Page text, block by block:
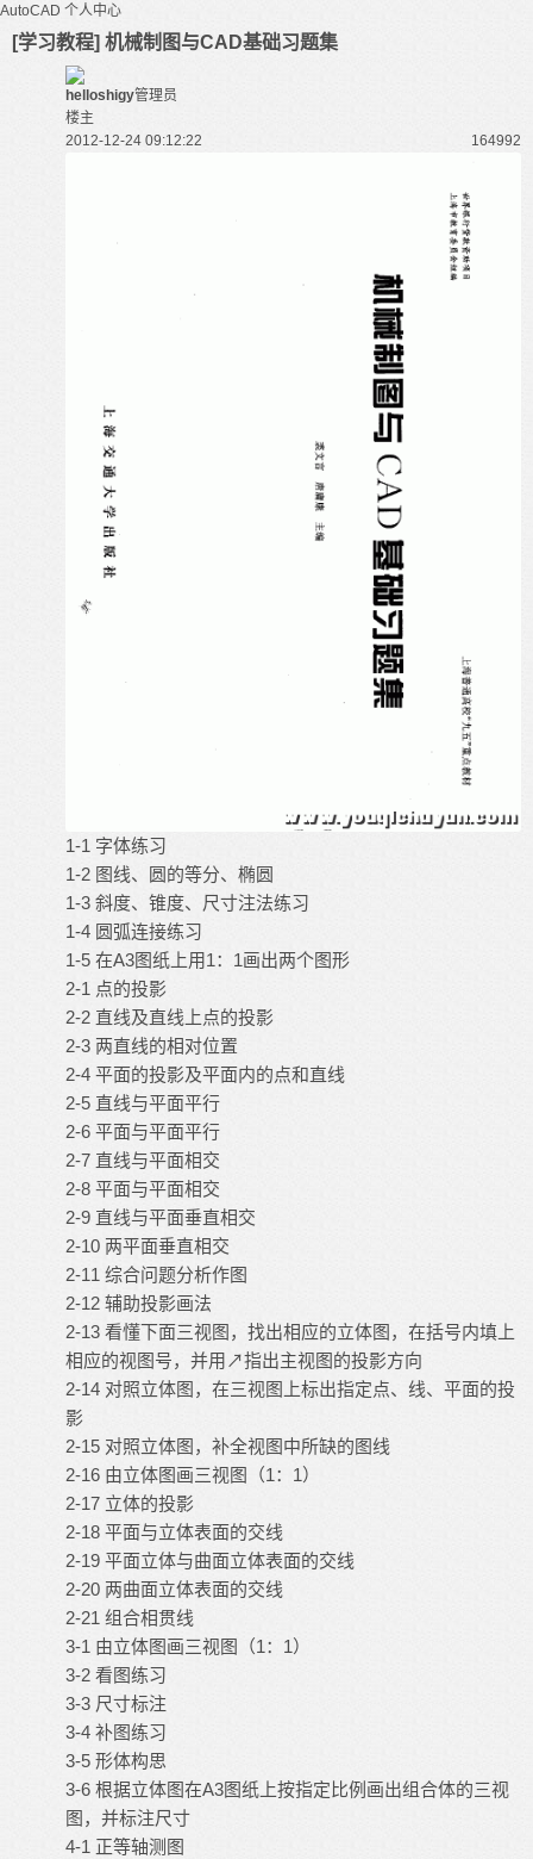
AutoCAD 个人中心
[学习教程] 机械制图与CAD基础习题集
helloshigy管理员
楼主
2012-12-24 09:12:22
164992
1-1 字体练习
1-2 图线、圆的等分、椭圆
1-3 斜度、锥度、尺寸注法练习
1-4 圆弧连接练习
1-5 在A3图纸上用1：1画出两个图形
2-1 点的投影
2-2 直线及直线上点的投影
2-3 两直线的相对位置
2-4 平面的投影及平面内的点和直线
2-5 直线与平面平行
2-6 平面与平面平行
2-7 直线与平面相交
2-8 平面与平面相交
2-9 直线与平面垂直相交
2-10 两平面垂直相交
2-11 综合问题分析作图
2-12 辅助投影画法
2-13 看懂下面三视图，找出相应的立体图，在括号内填上
相应的视图号，并用↗指出主视图的投影方向
2-14 对照立体图，在三视图上标出指定点、线、平面的投
影
2-15 对照立体图，补全视图中所缺的图线
2-16 由立体图画三视图（1：1）
2-17 立体的投影
2-18 平面与立体表面的交线
2-19 平面立体与曲面立体表面的交线
2-20 两曲面立体表面的交线
2-21 组合相贯线
3-1 由立体图画三视图（1：1）
3-2 看图练习
3-3 尺寸标注
3-4 补图练习
3-5 形体构思
3-6 根据立体图在A3图纸上按指定比例画出组合体的三视
图，并标注尺寸
4-1 正等轴测图